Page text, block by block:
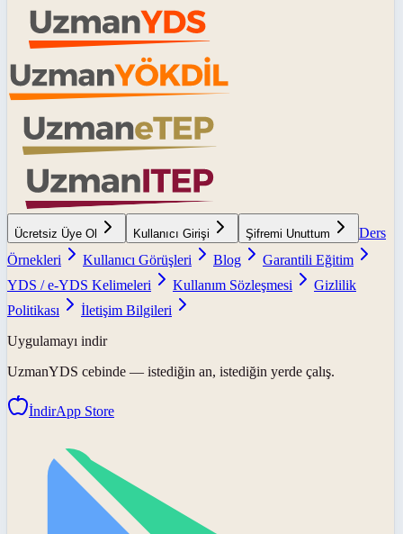
Ücretsiz Üye Ol Kullanıcı Girişi Şifremi Unuttum
Ders
Örnekleri
Kullanıcı Görüşleri Blog
Garantili Eğitim
YDS / e-YDS Kelimeleri
Kullanım Sözleşmesi
Gizlilik
Politikası
İletişim Bilgileri
Uygulamayı indir
UzmanYDS cebinde — istediğin an, istediğin yerde çalış.
İndirApp Store